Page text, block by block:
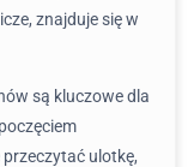
znajduje się w
są kluczowe dla
ulotkę,